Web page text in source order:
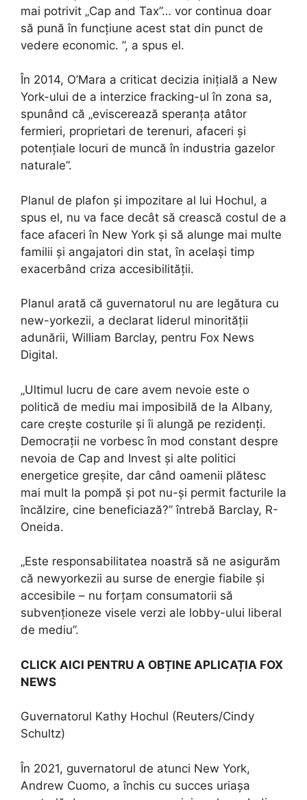
mai potrivit „Cap and Tax”… vor continua doar
să pună în funcțiune acest stat din punct de
vedere economic. ”, a spus el.
În 2014, O’Mara a criticat decizia inițială a New
York-ului de a interzice fracking-ul în zona sa,
spunând că „eviscerează speranța atâtor
fermieri, proprietari de terenuri, afaceri și
potențiale locuri de muncă în industria gazelor
naturale”.
Planul de plafon și impozitare al lui Hochul, a
spus el, nu va face decât să crească costul de a
face afaceri în New York și să alunge mai multe
familii și angajatori din stat, în același timp
exacerbând criza accesibilității.
Planul arată că guvernatorul nu are legătura cu
new-yorkezii, a declarat liderul minorității
adunării, William Barclay, pentru Fox News
Digital.
„Ultimul lucru de care avem nevoie este o
politică de mediu mai imposibilă de la Albany,
care crește costurile și îi alungă pe rezidenți.
Democrații ne vorbesc în mod constant despre
nevoia de Cap and Invest și alte politici
energetice greșite, dar când oamenii plătesc
mai mult la pompă și pot nu-și permit facturile la
încălzire, cine beneficiază?” întrebă Barclay, R-
Oneida.
„Este responsabilitatea noastră să ne asigurăm
că newyorkezii au surse de energie fiabile și
accesibile – nu forțam consumatorii să
subvenționeze visele verzi ale lobby-ului liberal
de mediu”.
CLICK AICI PENTRU A OBȚINE APLICAȚIA FOX
NEWS
Guvernatorul Kathy Hochul (Reuters/Cindy
Schultz)
În 2021, guvernatorul de atunci New York,
Andrew Cuomo, a închis cu succes uriașa